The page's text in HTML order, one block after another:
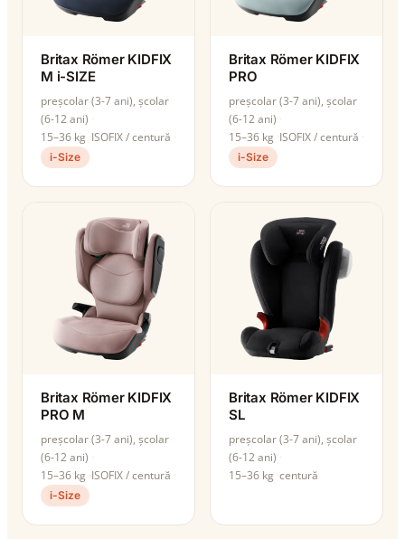
Britax Römer KIDFIX
M i-SIZE
preșcolar (3-7 ani), școlar
(6-12 ani)
15–36 kg ISOFIX / centură
i-Size
Britax Römer KIDFIX
PRO
preșcolar (3-7 ani), școlar
(6-12 ani)
15–36 kg ISOFIX / centură
i-Size
Britax Römer KIDFIX
PRO M
preșcolar (3-7 ani), școlar
(6-12 ani)
15–36 kg ISOFIX / centură
i-Size
Britax Römer KIDFIX
SL
preșcolar (3-7 ani), școlar
(6-12 ani)
15–36 kg centură